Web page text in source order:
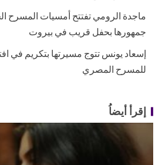
ماجدة الرومي تفتتح أمسيات المسرح
جمهورها بحفل قريب في بيروت
إسعاد يونس تتوج مسيرتها بتكريم في
للمسرح المصري
إقرأ أيضاُ